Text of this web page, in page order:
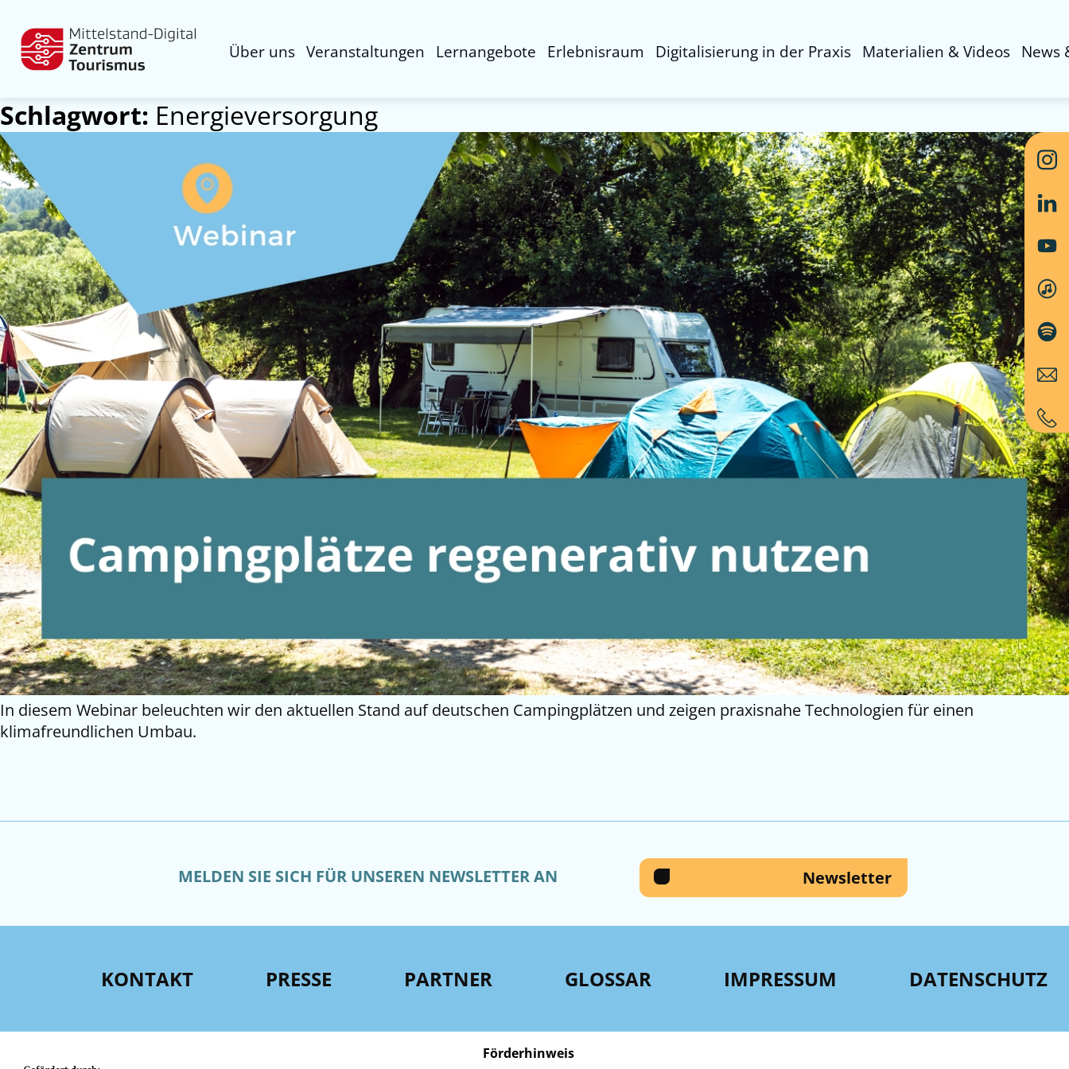
Über uns Veranstaltungen Lernangebote Erlebnisraum Digitalisierung in der Praxis Materialien & Videos News
Schlagwort: Energieversorgung
In diesem Webinar beleuchten wir den aktuellen Stand auf deutschen Campingplätzen und zeigen praxisnahe Technologien für einen
klimafreundlichen Umbau.
MELDEN SIE SICH FÜR UNSEREN NEWSLETTER AN Newsletter
KONTAKT PRESSE PARTNER GLOSSAR IMPRESSUM DATENSCHUTZ
Förderhinweis